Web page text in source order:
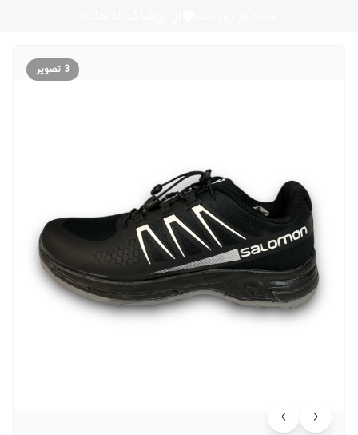
3 تصویر